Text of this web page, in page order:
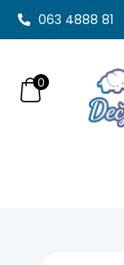
063 4888 81
0